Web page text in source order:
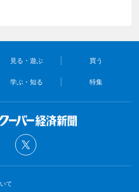
見る・遊ぶ 買う
学ぶ・知る 特集
て